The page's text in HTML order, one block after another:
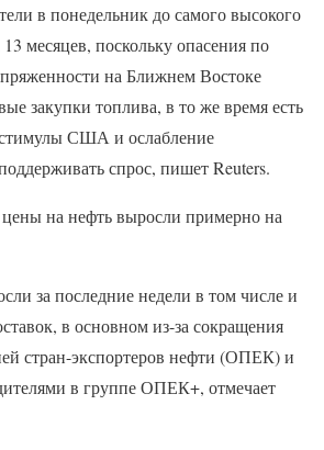
в понедельник до самого высокого
месяцев, поскольку опасения по
на Ближнем Востоке
закупки топлива, в то же время есть
США и ослабление
спрос, пишет Reuters.
на нефть выросли примерно на
за последние недели в том числе и
в основном из-за сокращения
стран-экспортеров нефти (ОПЕК) и
в группе ОПЕК+, отмечает